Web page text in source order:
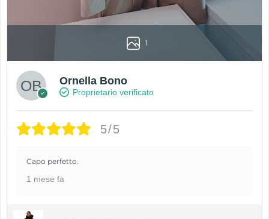
1
Ornella Bono
Proprietario verificato
5/5
Capo perfetto.
1 mese fa